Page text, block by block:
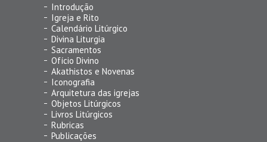
Introdução
Igreja e Rito
Calendário Litúrgico
Divina Liturgia
Sacramentos
Ofício Divino
Akathistos e Novenas
Iconografia
Arquitetura das igrejas
Objetos Litúrgicos
Livros Litúrgicos
Rubricas
Publicações